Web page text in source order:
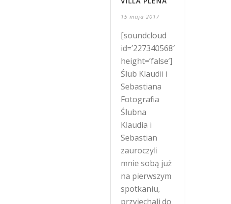
15 maja 2017
[soundcloud
id=’227340568′
height=’false’]
Ślub Klaudii i
Sebastiana
Fotografia
Ślubna
Klaudia i
Sebastian
zauroczyli
mnie sobą już
na pierwszym
spotkaniu,
przyjechali do